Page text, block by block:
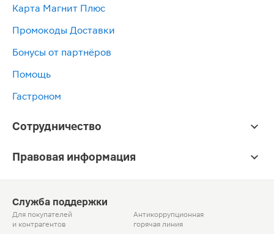
Карта Магнит Плюс
Промокоды Доставки
Бонусы от партнёров
Помощь
Гастроном
Сотрудничество
Правовая информация
Служба поддержки
Для покупателей
и контрагентов
Антикоррупционная
горячая линия